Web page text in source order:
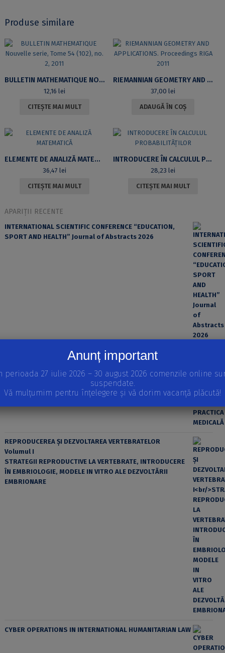
Produse similare
BULLETIN MATHEMATIQUE NOUVELLE SERIE, TOME 54 (102), NO. 2, 2011
12,16 lei
CITEȘTE MAI MULT
RIEMANNIAN GEOMETRY AND APPLICATIONS. PROCEEDINGS RIGA 2011
37,00 lei
ADAUGĂ ÎN COȘ
ELEMENTE DE ANALIZĂ MATEMATICĂ
36,47 lei
CITEȘTE MAI MULT
INTRODUCERE ÎN CALCULUL PROBABILITĂȚILOR
28,23 lei
CITEȘTE MAI MULT
APARIȚII RECENTE
INTERNATIONAL SCIENTIFIC CONFERENCE “EDUCATION,
SPORT AND HEALTH” Journal of Abstracts 2026
EROAREA ȘI FACTORUL UMAN ÎN PRACTICA MEDICALĂ
REPRODUCEREA ȘI DEZVOLTAREA VERTEBRATELOR
Volumul I
STRATEGII REPRODUCTIVE LA VERTEBRATE, INTRODUCERE
ÎN EMBRIOLOGIE, MODELE IN VITRO ALE DEZVOLTĂRII
EMBRIONARE
CYBER OPERATIONS IN INTERNATIONAL HUMANITARIAN LAW
Anunț important
perioada 27 iulie 2026 – 30 august 2026 comenzile online
suspendate.
Vă mulțumim pentru înțelegere și vă dorim vacanță plăcută!